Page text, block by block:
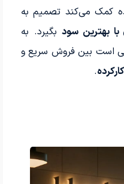
کمک می‌کند تصمیم به
بهترین سودبگیرد. به
است بین فروش سریع و
.